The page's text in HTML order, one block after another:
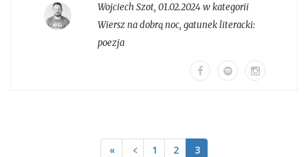
Wojciech Szot, 01.02.2024 w kategorii
Wiersz na dobrą noc, gatunek literacki:
poezja
« ﹤ 1 2 3